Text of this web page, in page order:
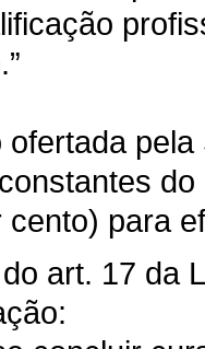
ofertada
para
art. 17 da